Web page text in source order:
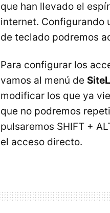
que han llevado el
internet. Configurando
de teclado podremos
Para configurar los
vamos al menú de
modificar los que ya
que no podremos
pulsaremos SHIFT +
el acceso directo.